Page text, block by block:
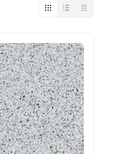
камень
моек,
сырья